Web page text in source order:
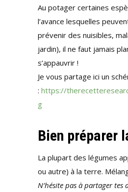
Au potager certaines
l’avance lesquelles
prévenir des nuisibles,
jardin), il ne faut jamais
s’appauvrir !
Je vous partage ici un
: https://
g
Bien préparer
La plupart des légumes
ou autre) à la terre.
N’hésite pas à partager